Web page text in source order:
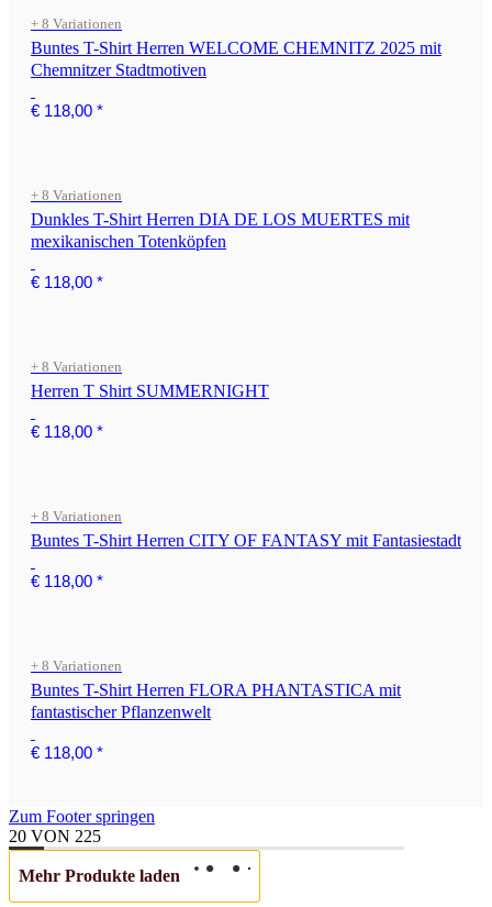
+ 8 Variationen
Buntes T-Shirt Herren WELCOME CHEMNITZ 2025 mit
Chemnitzer Stadtmotiven
€ 118,00 *
+ 8 Variationen
Dunkles T-Shirt Herren DIA DE LOS MUERTES mit
mexikanischen Totenköpfen
€ 118,00 *
+ 8 Variationen
Herren T Shirt SUMMERNIGHT
€ 118,00 *
+ 8 Variationen
Buntes T-Shirt Herren CITY OF FANTASY mit Fantasiestadt
€ 118,00 *
+ 8 Variationen
Buntes T-Shirt Herren FLORA PHANTASTICA mit
fantastischer Pflanzenwelt
€ 118,00 *
Zum Footer springen
20 VON 225
Mehr Produkte laden